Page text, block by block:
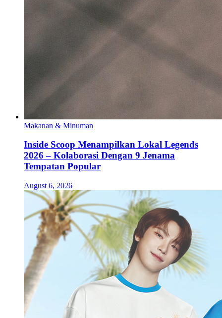
Makanan & Minuman
Inside Scoop Menampilkan Lokal Legends
2026 – Kolaborasi Dengan 9 Jenama
Tempatan Popular
August 6, 2026